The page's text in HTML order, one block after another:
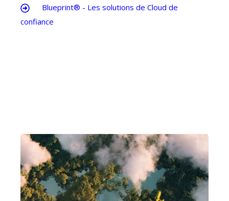
Blueprint® - Les solutions de Cloud de
confiance